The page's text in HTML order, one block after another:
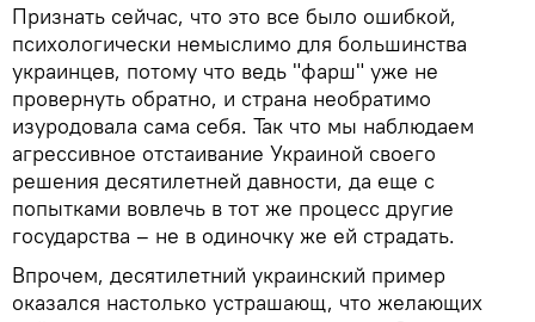
Признать сейчас, что это все было ошибкой,
психологически немыслимо для большинства
украинцев, потому что ведь "фарш" уже не
провернуть обратно, и страна необратимо
изуродовала сама себя. Так что мы наблюдаем
агрессивное отстаивание Украиной своего
решения десятилетней давности, да еще с
попытками вовлечь в тот же процесс другие
государства – не в одиночку же ей страдать.
Впрочем, десятилетний украинский пример
оказался настолько устрашающ, что желающих